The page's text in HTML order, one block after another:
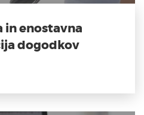
in enostavna
dogodkov